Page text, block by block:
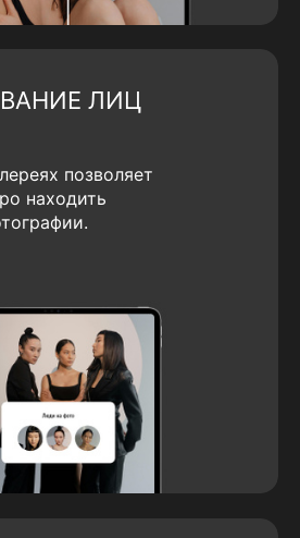
ЛИЦ
позволяет
находить